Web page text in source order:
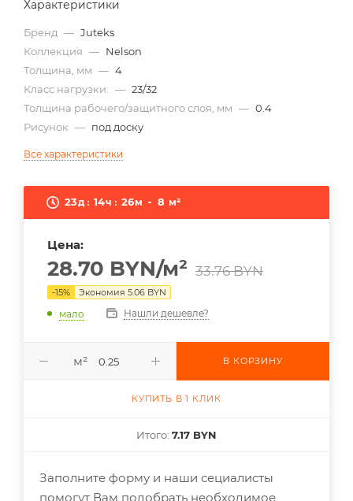
Характеристики
Бренд — Juteks
Коллекция — Nelson
Толщина, мм — 4
Класс нагрузки: — 23/32
Толщина рабочего/защитного слоя, мм — 0.4
Рисунок — под доску
Все характеристики
23д 14ч 26м 8 м²
Цена:
28.70 BYN/м² 33.76BYN
-15% Экономия 5.06 BYN
мало Нашли дешевле?
м² В КОРЗИНУ
КУПИТЬ В 1 КЛИК
Итого: 7.17 BYN
Заполните форму и наши сециалисты
помогут Вам подобрать необходимое